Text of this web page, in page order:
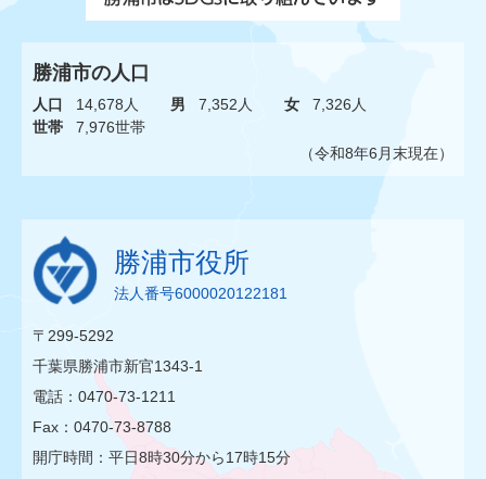
勝浦市の人口
人口 14,678人 男 7,352人 女
7,326人
世帯
7,976世帯
（令和8年6月末現在）
勝浦市役所
法人番号6000020122181
〒299-5292
千葉県勝浦市新官1343-1
電話：0470-73-1211
Fax：0470-73-8788
開庁時間：平日8時30分から17時15分